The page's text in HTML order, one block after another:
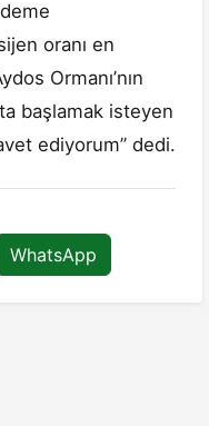
oranı en
Ormanı’nın
başlamak isteyen
ediyorum’’ dedi.
WhatsApp